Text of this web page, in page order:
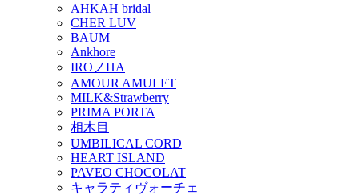
AHKAH bridal
CHER LUV
BAUM
Ankhore
IROノHA
AMOUR AMULET
MILK&Strawberry
PRIMA PORTA
相木目
UMBILICAL CORD
HEART ISLAND
PAVEO CHOCOLAT
キャラティヴォーチェ